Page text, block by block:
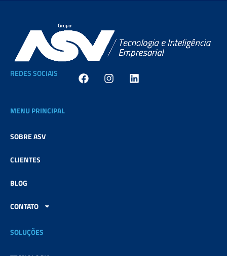
REDES SOCIAIS
F
a
I
n
L
i
MENU PRINCIPAL
SOBRE ASV
CLIENTES
BLOG
CONTATO
SOLUÇÕES